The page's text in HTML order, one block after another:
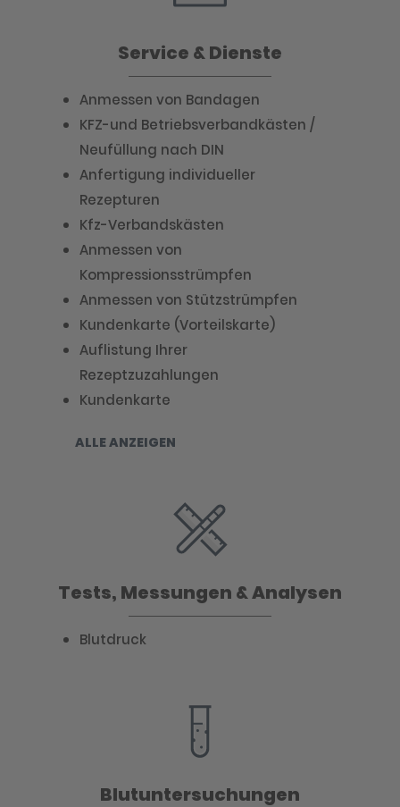
Service & Dienste
Anmessen von Bandagen
KFZ-und Betriebsverbandkästen /
Neufüllung nach DIN
Anfertigung individueller
Rezepturen
Kfz-Verbandskästen
Anmessen von
Kompressionsstrümpfen
Anmessen von Stützstrümpfen
Kundenkarte (Vorteilskarte)
Auflistung Ihrer
Rezeptzuzahlungen
Kundenkarte
ALLE ANZEIGEN
Tests, Messungen & Analysen
Blutdruck
Blutuntersuchungen